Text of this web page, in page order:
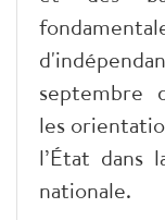
septembre
les
l’État dans
nationale.